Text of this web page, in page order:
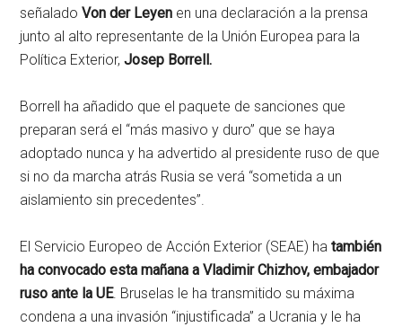
señaladoVon der Leyen en una declaración a la prensa
junto al alto representante de la Unión Europea para la
Política Exterior,Josep Borrell.
Borrell ha añadido que el paquete de sanciones que
preparan será el “más masivo y duro” que se haya
adoptado nunca y ha advertido al presidente ruso de que
si no da marcha atrás Rusia se verá “sometida a un
aislamiento sin precedentes”.
El Servicio Europeo de Acción Exterior (SEAE) hatambién
ha convocado esta mañana a Vladimir Chizhov, embajador
ruso ante la UE. Bruselas le ha transmitido su máxima
condena a una invasión “injustificada” a Ucrania y le ha